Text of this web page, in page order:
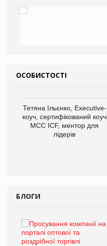
ОСОБИСТОСТІ
Тетяна Ільєнко, Executive-
коуч, сертифікований коуч
МСС ICF, ментор для
лідерів
БЛОГИ